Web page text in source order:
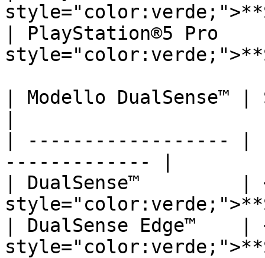
| PlayStation®5 Pro
| Modello DualSense™ |
| ------------------ |
------------- |
| DualSense™         |
| DualSense Edge™    |